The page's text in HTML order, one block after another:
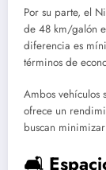
Por su parte, el
de 48 km/galón
diferencia es
términos de
Ambos vehículos
ofrece un
buscan
🛋️